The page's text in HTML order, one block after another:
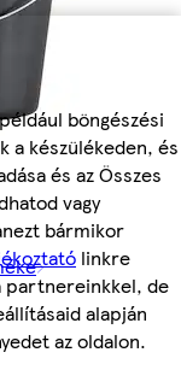
böngészési
a készülékeden, és
és az Összes
vagy
bármikor
linkre
partnereinkkel, de
alapján
az oldalon.